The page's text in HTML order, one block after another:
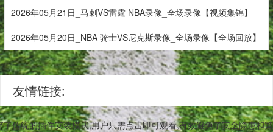
2026年05月21日_马刺VS雷霆 NBA录像_全场录像【视频集锦】
2026年05月20日_NBA 骑士VS尼克斯录像_全场录像【全场回放】
友情链接:
统的插件安装模式,用户只需点击即可观看,有效避免了安全隐